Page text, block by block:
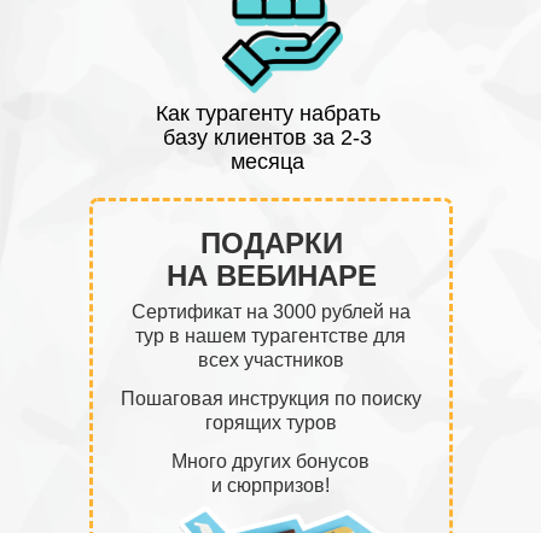
ПОДАРКИ
НА ВЕБИНАРЕ
Сертификат на 3000 рублей на
тур в нашем турагентстве для
всех участников
Много других бонусов
и сюрпризов!
Пошаговая инструкция по поиску
горящих туров
Как турагенту набрать
базу клиентов за 2-3
месяца